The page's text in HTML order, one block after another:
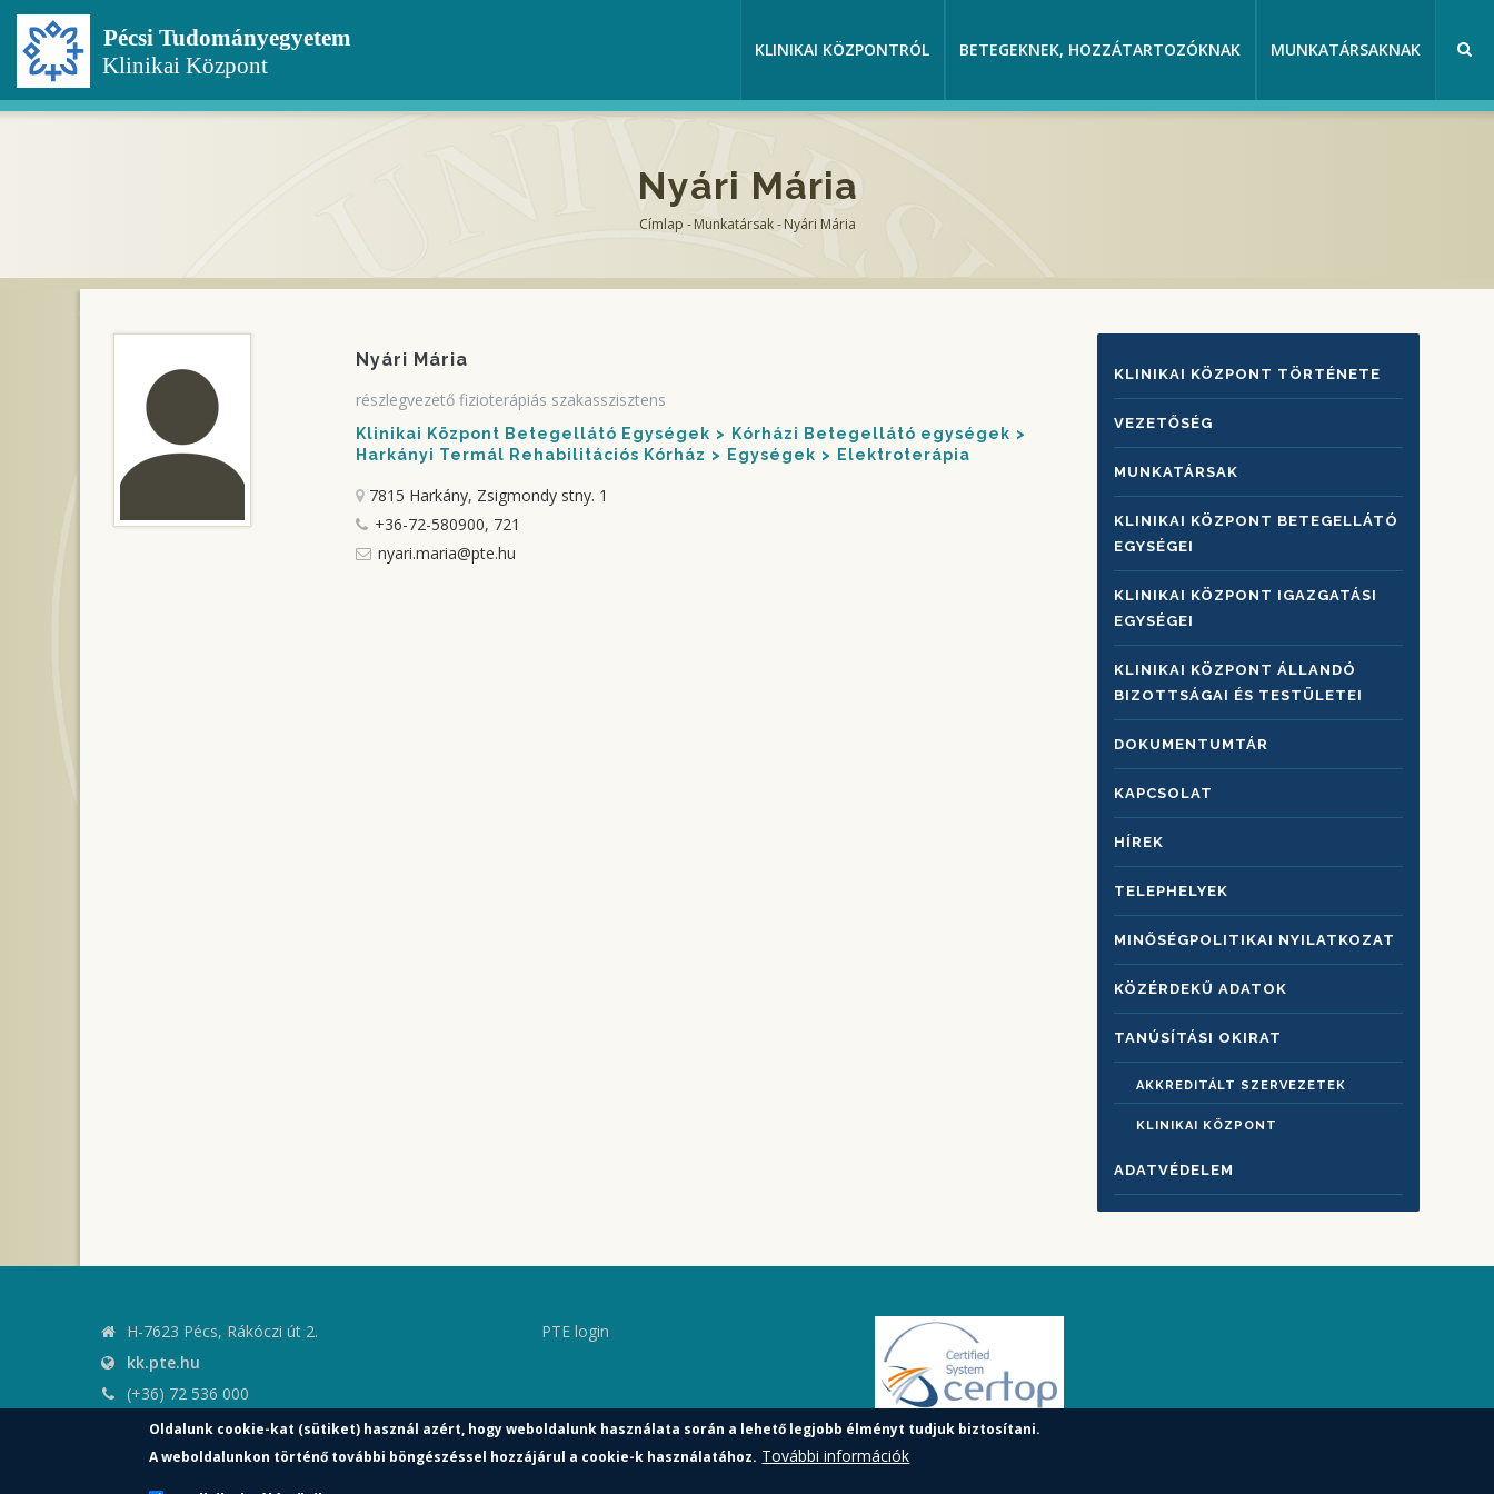
Ugrás
tartalomra
KLINIKAI KÖZPONTRÓL BETEGEKNEK, HOZZÁTARTOZÓKNAK MUNKATÁRSAKNAK
Nyári Mária
Címlap - Munkatársak - Nyári Mária
Nyári Mária
részlegvezető fizioterápiás szakasszisztens
Klinikai Központ Betegellátó Egységek
Kórházi Betegellátó egységek
Harkányi Termál Rehabilitációs Kórház
Egységek Elektroterápia
7815 Harkány, Zsigmondy stny. 1
+36-72-580900, 721
nyari.maria@pte.hu
KLINIKAI
KÖZPONTRÓL
KLINIKAI KÖZPONT TÖRTÉNETE
VEZETŐSÉG
MUNKATÁRSAK
KLINIKAI KÖZPONT BETEGELLÁTÓ
EGYSÉGEI
KLINIKAI KÖZPONT IGAZGATÁSI
EGYSÉGEI
KLINIKAI KÖZPONT ÁLLANDÓ
BIZOTTSÁGAI ÉS TESTÜLETEI
DOKUMENTUMTÁR
KAPCSOLAT
HÍREK
TELEPHELYEK
MINŐSÉGPOLITIKAI NYILATKOZAT
KÖZÉRDEKŰ ADATOK
TANÚSÍTÁSI OKIRAT
AKKREDITÁLT SZERVEZETEK
KLINIKAI KÖZPONT
ADATVÉDELEM
H-7623 Pécs, Rákóczi út 2.
kk.pte.hu
(+36) 72 536 000
kk.elnoki.hivatal@pte.hu
pte.hu
PTE login
Oldalunk cookie-kat (sütiket) használ azért, hogy weboldalunk használata során a lehető legjobb élményt tudjuk biztosítani.
A weboldalunkon történő további böngészéssel hozzájárul a cookie-k használatához. További információk